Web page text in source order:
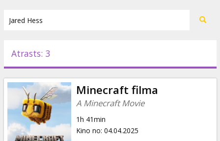
Pasākumi
Ziņas
Dāvanu
kartes
Atrasts: 3
Minecraft filma
A Minecraft Movie
1h 41min
Kino no: 04.04.2025